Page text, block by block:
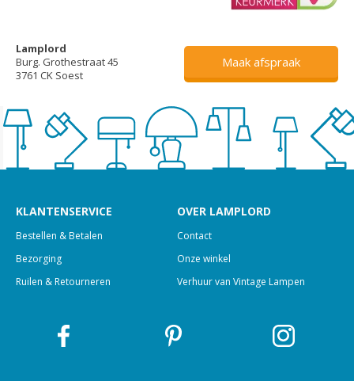
Lamplord
Burg. Grothestraat 45
3761 CK Soest
Maak afspraak
KLANTENSERVICE
Bestellen & Betalen
Bezorging
Ruilen & Retourneren
OVER LAMPLORD
Contact
Onze winkel
Verhuur van Vintage Lampen